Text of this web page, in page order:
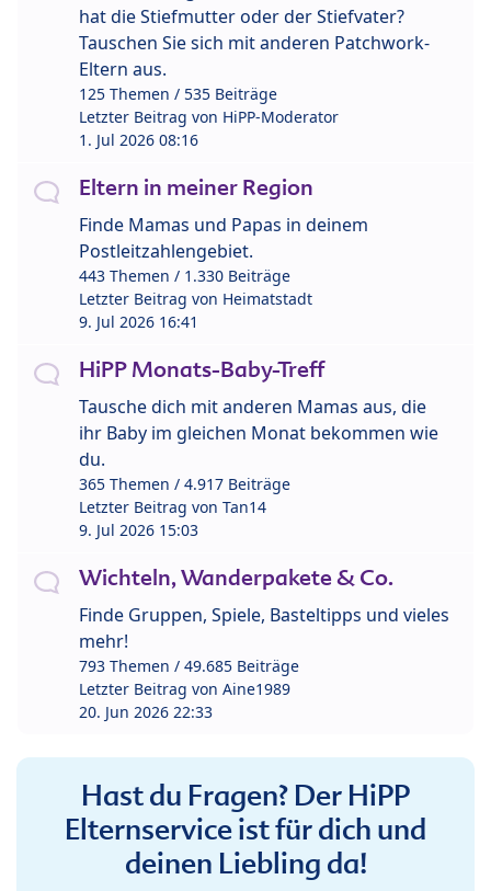
hat die Stiefmutter oder der Stiefvater?
Tauschen Sie sich mit anderen Patchwork-
Eltern aus.
125 Themen / 535 Beiträge
Letzter Beitrag von HiPP-Moderator
1. Jul 2026 08:16
Eltern in meiner Region
Finde Mamas und Papas in deinem
Postleitzahlengebiet.
443 Themen / 1.330 Beiträge
Letzter Beitrag von Heimatstadt
9. Jul 2026 16:41
HiPP Monats-Baby-Treff
Tausche dich mit anderen Mamas aus, die
ihr Baby im gleichen Monat bekommen wie
du.
365 Themen / 4.917 Beiträge
Letzter Beitrag von Tan14
9. Jul 2026 15:03
Wichteln, Wanderpakete & Co.
Finde Gruppen, Spiele, Basteltipps und vieles
mehr!
793 Themen / 49.685 Beiträge
Letzter Beitrag von Aine1989
20. Jun 2026 22:33
Hast du Fragen? Der HiPP
Elternservice ist für dich und
deinen Liebling da!